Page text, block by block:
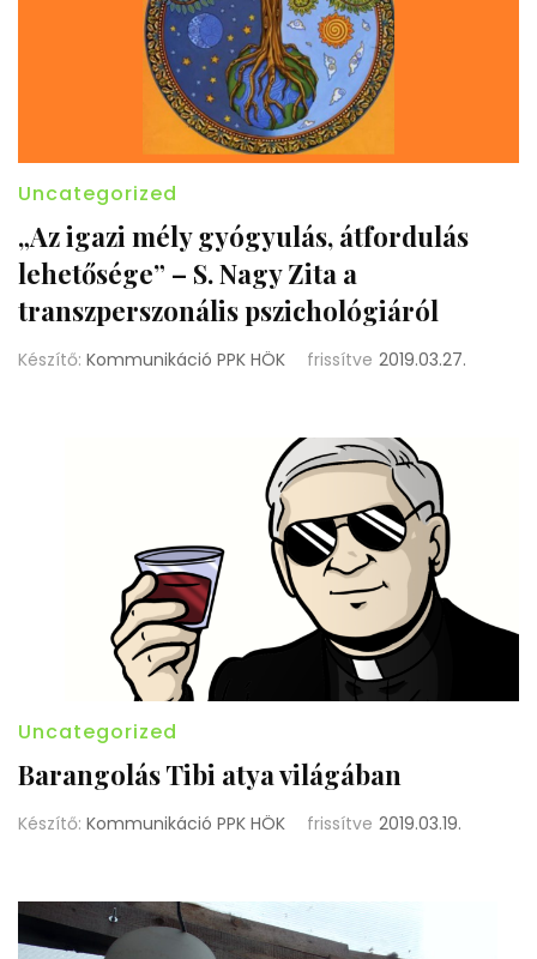
Uncategorized
„Az igazi mély gyógyulás, átfordulás
lehetősége” – S. Nagy Zita a
transzperszonális pszichológiáról
Készítő: Kommunikáció PPK HÖK frissítve 2019.03.27.
Uncategorized
Barangolás Tibi atya világában
Készítő: Kommunikáció PPK HÖK frissítve 2019.03.19.